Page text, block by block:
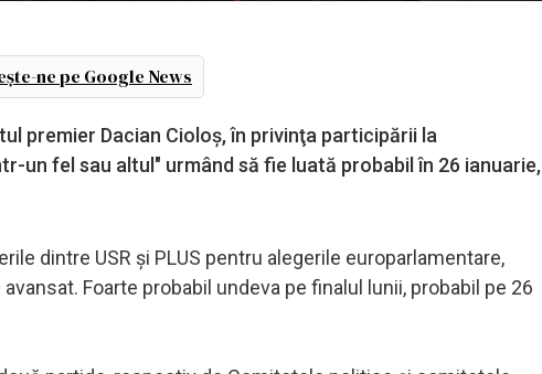
ne pe Google News
premier Dacian Cioloş, în privinţa participării la
un fel sau altul" urmând să fie luată probabil în 26 ianuarie,
dintre USR şi PLUS pentru alegerile europarlamentare,
Foarte probabil undeva pe finalul lunii, probabil pe 26